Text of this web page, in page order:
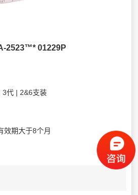
2523™* 01229P
3代 | 2&6支装
效期大于8个月